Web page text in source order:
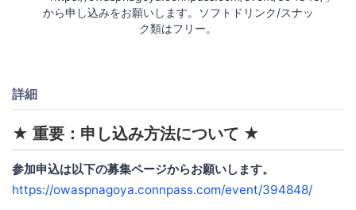
から申し込みをお願いします。ソフトドリンク/スナッ
ク類はフリー。
詳細
★ 重要：申し込み方法について ★
参加申込は以下の募集ページからお願いします。
https://owaspnagoya.connpass.com/event/394848/